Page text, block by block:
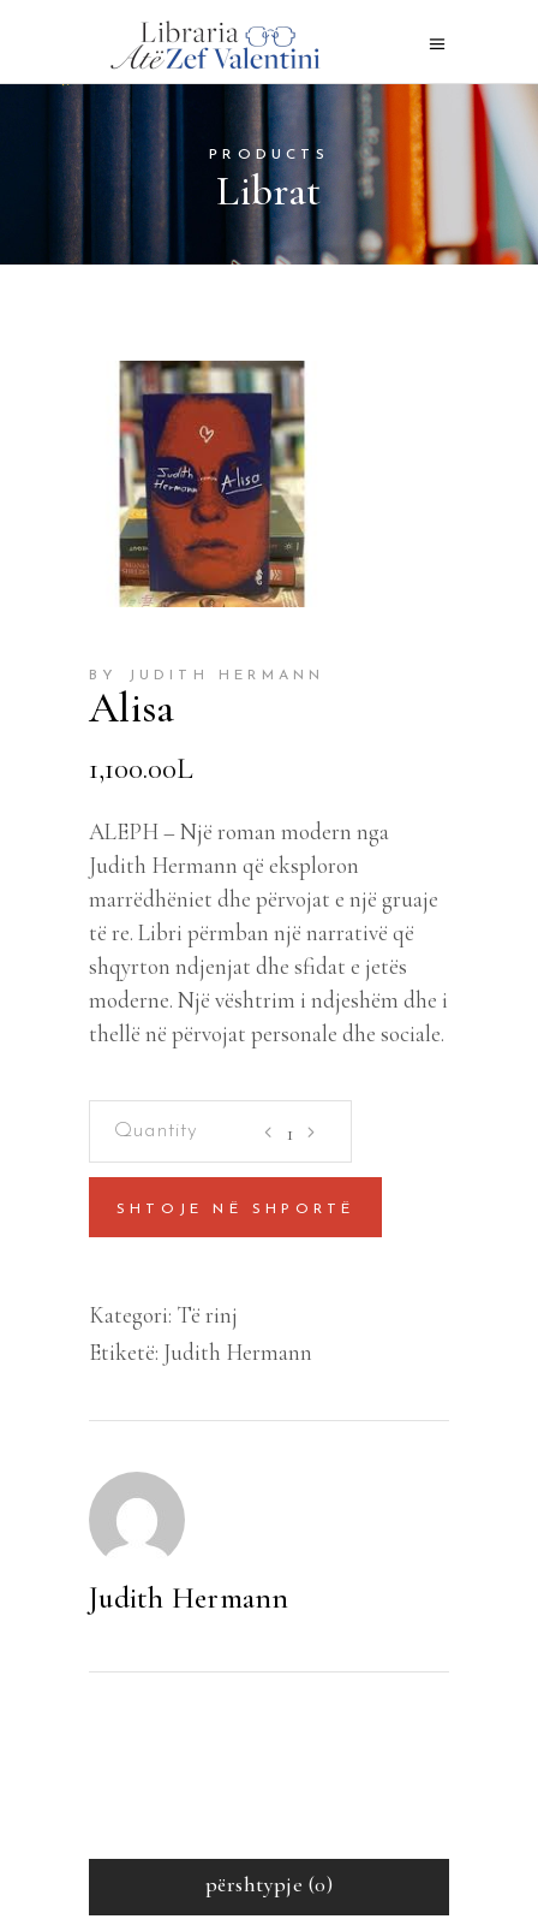
PRODUCTS
Librat
BY JUDITH HERMANN
Alisa
1,100.00L
ALEPH – Një roman modern nga
Judith Hermann që eksploron
marrëdhëniet dhe përvojat e një gruaje
të re. Libri përmban një narrativë që
shqyrton ndjenjat dhe sfidat e jetës
moderne. Një vështrim i ndjeshëm dhe i
thellë në përvojat personale dhe sociale.
SHTOJE NË SHPORTË
Kategori: Të rinj
Etiketë: Judith Hermann
Judith Hermann
përshtypje (0)